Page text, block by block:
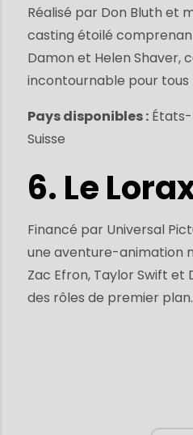
Réalisé par Don Bluth et
casting étoilé
Damon et Helen Shaver,
incontournable pour tous
Pays disponibles :
Suisse
6. Le
Financé par Universal
une aventure-animation
Zac Efron, Taylor Swift et
des rôles de premier plan.